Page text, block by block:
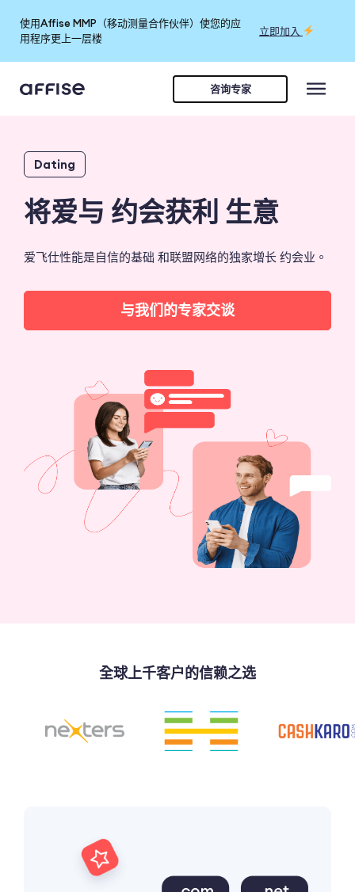
使用Affise MMP（移动测量合作伙伴）使您的应
用程序更上一层楼
立即加入
咨询专家
Dating
将爱与 约会获利 生意
爱飞仕性能是自信的基础 和联盟网络的独家增长 约会业。
与我们的专家交谈
全球上千客户的信赖之选